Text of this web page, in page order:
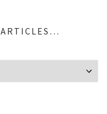
ARTICLES…